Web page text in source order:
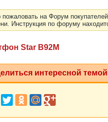
пожаловать на Форум
Инструкция по форуму
Star B92M
интересной темой